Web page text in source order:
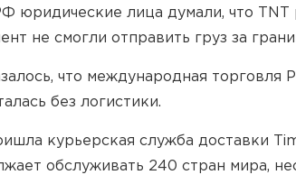
юридические лица думали, что TNT
не смогли отправить груз за
что международная торговля
без логистики.
курьерская служба доставки
обслуживать 240 стран мира,